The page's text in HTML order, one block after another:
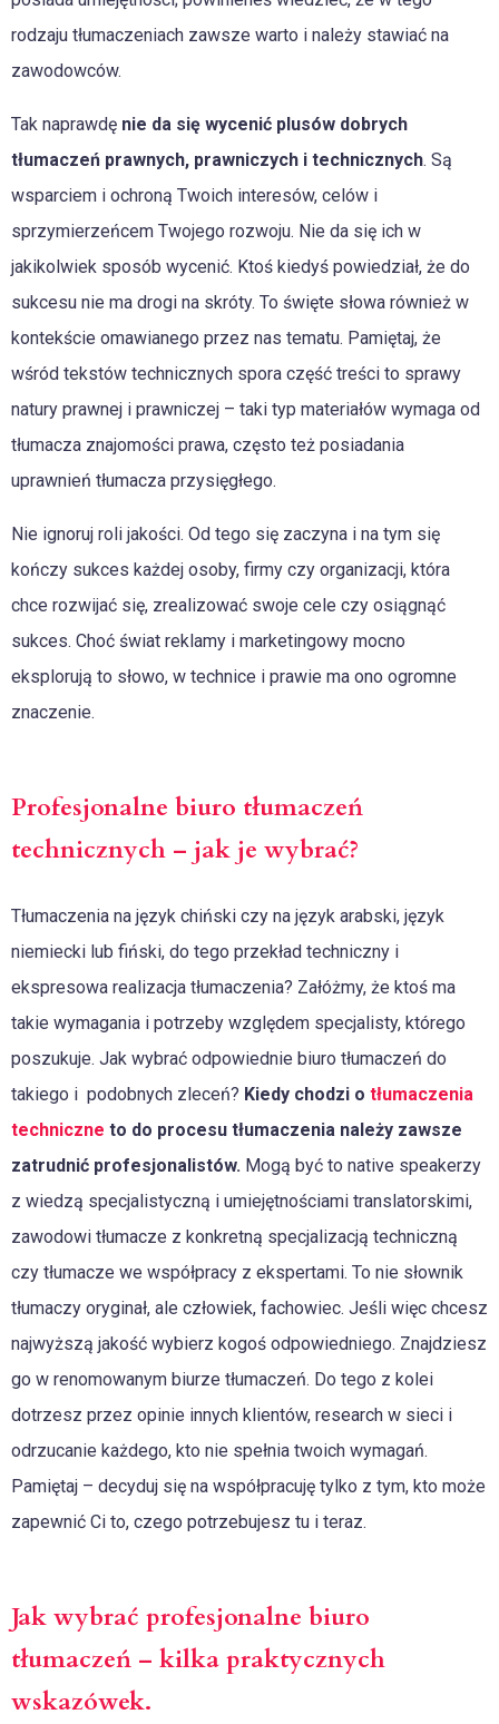
rodzaju tłumaczeniach zawsze warto i należy stawiać na
zawodowców.
Tak naprawdę nie da się wycenić plusów dobrych
tłumaczeń prawnych, prawniczych i technicznych. Są
wsparciem i ochroną Twoich interesów, celów i
sprzymierzeńcem Twojego rozwoju. Nie da się ich w
jakikolwiek sposób wycenić. Ktoś kiedyś powiedział, że do
sukcesu nie ma drogi na skróty. To święte słowa również w
kontekście omawianego przez nas tematu. Pamiętaj, że
wśród tekstów technicznych spora część treści to sprawy
natury prawnej i prawniczej – taki typ materiałów wymaga od
tłumacza znajomości prawa, często też posiadania
uprawnień tłumacza przysięgłego.
Nie ignoruj roli jakości. Od tego się zaczyna i na tym się
kończy sukces każdej osoby, firmy czy organizacji, która
chce rozwijać się, zrealizować swoje cele czy osiągnąć
sukces. Choć świat reklamy i marketingowy mocno
eksplorują to słowo, w technice i prawie ma ono ogromne
znaczenie.
Profesjonalne biuro tłumaczeń
technicznych – jak je wybrać?
Tłumaczenia na język chiński czy na język arabski, język
niemiecki lub fiński, do tego przekład techniczny i
ekspresowa realizacja tłumaczenia? Załóżmy, że ktoś ma
takie wymagania i potrzeby względem specjalisty, którego
poszukuje. Jak wybrać odpowiednie biuro tłumaczeń do
takiego i podobnych zleceń? Kiedy chodzi o tłumaczenia
techniczne to do procesu tłumaczenia należy zawsze
zatrudnić profesjonalistów. Mogą być to native speakerzy
z wiedzą specjalistyczną i umiejętnościami translatorskimi,
zawodowi tłumacze z konkretną specjalizacją techniczną
czy tłumacze we współpracy z ekspertami. To nie słownik
tłumaczy oryginał, ale człowiek, fachowiec. Jeśli więc chcesz
najwyższą jakość wybierz kogoś odpowiedniego. Znajdziesz
go w renomowanym biurze tłumaczeń. Do tego z kolei
dotrzesz przez opinie innych klientów, research w sieci i
odrzucanie każdego, kto nie spełnia twoich wymagań.
Pamiętaj – decyduj się na współpracuję tylko z tym, kto może
zapewnić Ci to, czego potrzebujesz tu i teraz.
Jak wybrać profesjonalne biuro
tłumaczeń – kilka praktycznych
wskazówek.